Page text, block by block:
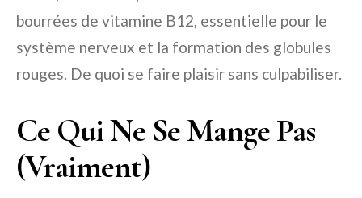
bourrées de vitamine B12, essentielle pour le
système nerveux et la formation des globules
rouges. De quoi se faire plaisir sans culpabiliser.
Ce Qui Ne Se Mange Pas
(Vraiment)